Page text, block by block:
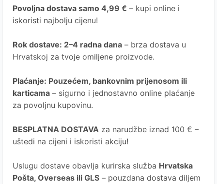
Povoljna dostava samo 4,99 € – kupi online i
iskoristi najbolju cijenu!
Rok dostave: 2–4 radna dana – brza dostava u
Hrvatskoj za tvoje omiljene proizvode.
Plaćanje: Pouzećem, bankovnim prijenosom ili
karticama – sigurno i jednostavno online plaćanje
za povoljnu kupovinu.
BESPLATNA DOSTAVA za narudžbe iznad 100 € –
uštedi na cijeni i iskoristi akciju!
Uslugu dostave obavlja kurirska služba Hrvatska
Pošta, Overseas ili GLS – pouzdana dostava diljem